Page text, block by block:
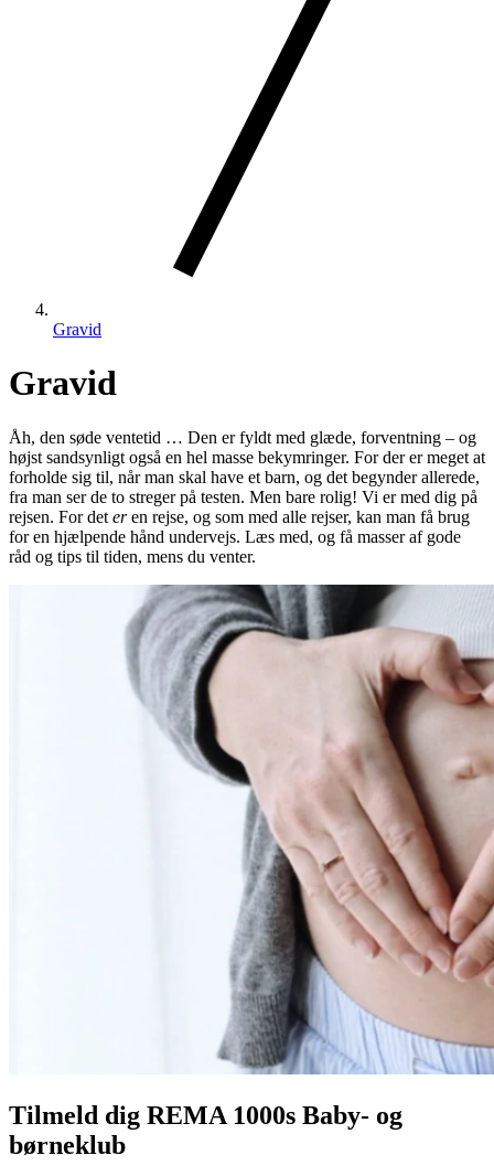
Gravid
Gravid
Åh, den søde ventetid … Den er fyldt med glæde, forventning – og
højst sandsynligt også en hel masse bekymringer. For der er meget at
forholde sig til, når man skal have et barn, og det begynder allerede,
fra man ser de to streger på testen. Men bare rolig! Vi er med dig på
rejsen. For det eren rejse, og som med alle rejser, kan man få brug
for en hjælpende hånd undervejs. Læs med, og få masser af gode
råd og tips til tiden, mens du venter.
Tilmeld dig REMA 1000s Baby- og
børneklub